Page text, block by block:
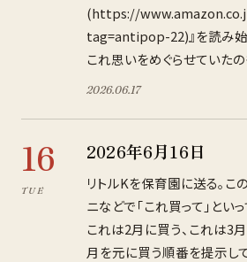
(https://
tag=antipop-22)』を読み
これ思いをめぐらせていたの
2026.06.17
16
TUE
2026年6月16日
リトルKを保育園に送る。こ
ニなどで「これ買って」とい
これは2月に買う、これは3月
月を元に買う順番を提示し